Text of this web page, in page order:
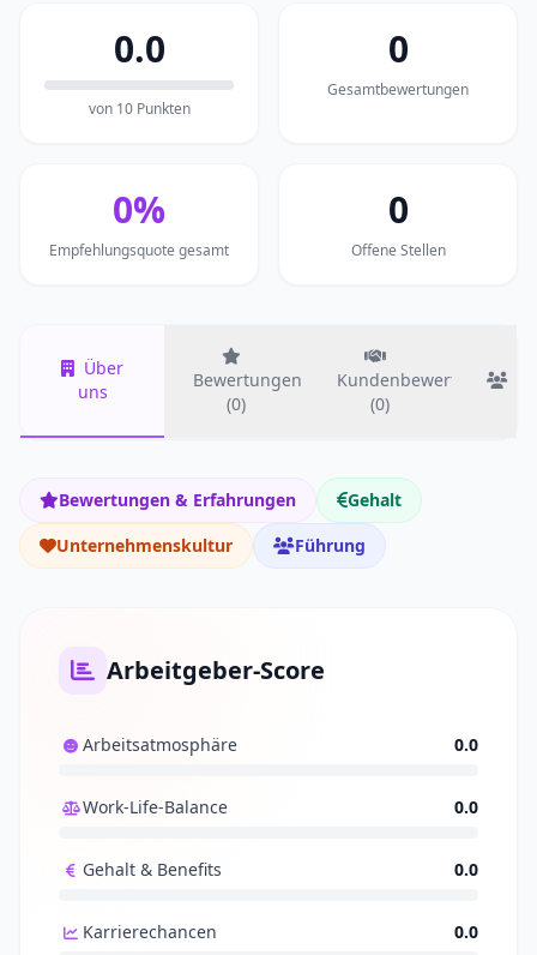
0.0
von 10 Punkten
0
Gesamtbewertungen
0%
Empfehlungsquote gesamt
0
Offene Stellen
Über
uns
Bewertungen
(0)
Kundenbewertungen
(0)
Bewertungen & Erfahrungen
Gehalt
Unternehmenskultur
Führung
Arbeitgeber-Score
Arbeitsatmosphäre 0.0
Work-Life-Balance 0.0
Gehalt & Benefits 0.0
Karrierechancen 0.0